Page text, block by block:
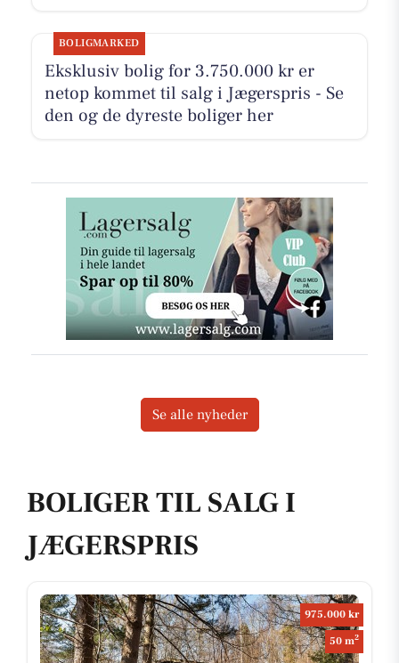
BOLIGMARKED
Eksklusiv bolig for 3.750.000 kr er
netop kommet til salg i Jægerspris - Se
den og de dyreste boliger her
Se alle nyheder
BOLIGER TIL SALG I
JÆGERSPRIS
975.000 kr
50 m2